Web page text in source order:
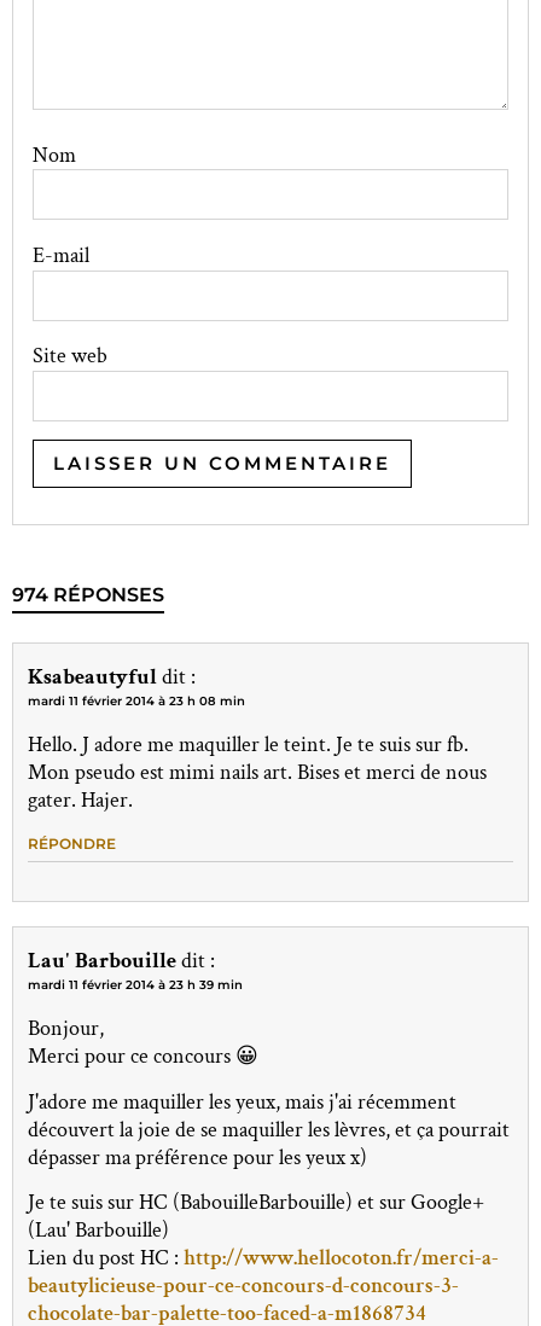
Nom
E-mail
Site web
974 RÉPONSES
Ksabeautyfuldit :
mardi 11 février 2014 à 23 h 08 min
Hello. J adore me maquiller le teint. Je te suis sur fb.
Mon pseudo est mimi nails art. Bises et merci de nous
gater. Hajer.
RÉPONDRE
Lau' Barbouilledit :
mardi 11 février 2014 à 23 h 39 min
Bonjour,
Merci pour ce concours 😀
J'adore me maquiller les yeux, mais j'ai récemment
découvert la joie de se maquiller les lèvres, et ça pourrait
dépasser ma préférence pour les yeux x)
Je te suis sur HC (BabouilleBarbouille) et sur Google+
(Lau' Barbouille)
Lien du post HC : http://www.hellocoton.fr/merci-a-
beautylicieuse-pour-ce-concours-d-concours-3-
chocolate-bar-palette-too-faced-a-m1868734